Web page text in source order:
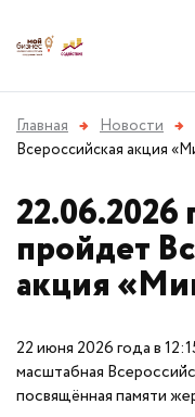
Главная → Новости →
Всероссийская акция
22.06.2026
пройдет
акция
22 июня 2026 года в
масштабная
посвящённая памяти